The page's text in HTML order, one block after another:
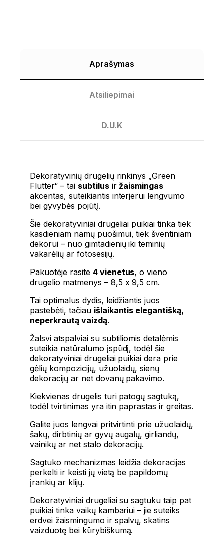
Aprašymas
Atsiliepimai
D.U.K
Dekoratyvinių drugelių rinkinys „Green
Flutter“ – tai subtilusir žaismingas
akcentas, suteikiantis interjerui lengvumo
bei gyvybės pojūtį.
Šie dekoratyviniai drugeliai puikiai tinka tiek
kasdieniam namų puošimui, tiek šventiniam
dekorui – nuo gimtadienių iki teminių
vakarėlių ar fotosesijų.
Pakuotėje rasite 4 vienetus, o vieno
drugelio matmenys – 8,5 x 9,5 cm.
Tai optimalus dydis, leidžiantis juos
pastebėti, tačiau išlaikantis elegantišką,
neperkrautą vaizdą.
Žalsvi atspalviai su subtiliomis detalėmis
suteikia natūralumo įspūdį, todėl šie
dekoratyviniai drugeliai puikiai dera prie
gėlių kompozicijų, užuolaidų, sienų
dekoracijų ar net dovanų pakavimo.
Kiekvienas drugelis turi patogų sagtuką,
todėl tvirtinimas yra itin paprastas ir greitas.
Galite juos lengvai pritvirtinti prie užuolaidų,
šakų, dirbtinių ar gyvų augalų, girliandų,
vainikų ar net stalo dekoracijų.
Sagtuko mechanizmas leidžia dekoracijas
perkelti ir keisti jų vietą be papildomų
įrankių ar klijų.
Dekoratyviniai drugeliai su sagtuku taip pat
puikiai tinka vaikų kambariui – jie suteiks
erdvei žaismingumo ir spalvų, skatins
vaizduotę bei kūrybiškumą.